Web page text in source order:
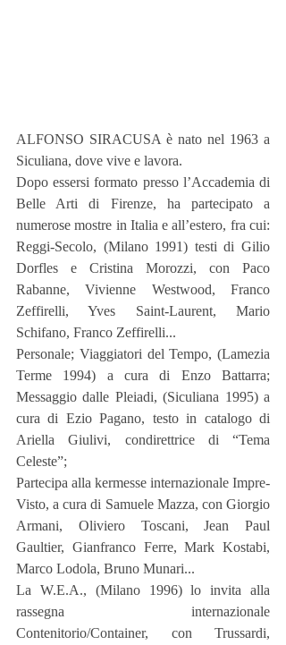
ALFONSO SIRACUSA è nato nel 1963 a
Siculiana, dove vive e lavora.
Dopo essersi formato presso l’Accademia di
Belle Arti di Firenze, ha partecipato a
numerose mostre in Italia e all’estero, fra cui:
Reggi-Secolo, (Milano 1991) testi di Gilio
Dorfles e Cristina Morozzi, con Paco
Rabanne, Vivienne Westwood, Franco
Zeffirelli, Yves Saint-Laurent, Mario
Schifano, Franco Zeffirelli...
Personale; Viaggiatori del Tempo, (Lamezia
Terme 1994) a cura di Enzo Battarra;
Messaggio dalle Pleiadi, (Siculiana 1995) a
cura di Ezio Pagano, testo in catalogo di
Ariella Giulivi, condirettrice di “Tema
Celeste”;
Partecipa alla kermesse internazionale Impre-
Visto, a cura di Samuele Mazza, con Giorgio
Armani, Oliviero Toscani, Jean Paul
Gaultier, Gianfranco Ferre, Mark Kostabi,
Marco Lodola, Bruno Munari...
La W.E.A., (Milano 1996) lo invita alla
rassegna internazionale
Contenitorio/Container, con Trussardi,